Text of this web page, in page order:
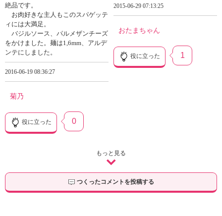
絶品です。
お肉好きな主人もこのスパゲッテ
ィには大満足。
バジルソース、パルメザンチーズ
をかけました。麺は1,6mm、アルデ
ンテにしました。
2016-06-19 08:36:27
菊乃
役に立った 0
2015-06-29 07:13:25
おたまちゃん
役に立った 1
もっと見る
つくったコメントを投稿する